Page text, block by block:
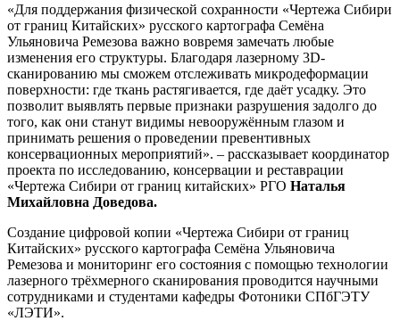
«Для поддержания физической сохранности «Чертежа Сибири
от границ Китайских» русского картографа Семёна
Ульяновича Ремезова важно вовремя замечать любые
изменения его структуры. Благодаря лазерному 3D-
сканированию мы сможем отслеживать микродеформации
поверхности: где ткань растягивается, где даёт усадку. Это
позволит выявлять первые признаки разрушения задолго до
того, как они станут видимы невооружённым глазом и
принимать решения о проведении превентивных
консервационных мероприятий». – рассказывает координатор
проекта по исследованию, консервации и реставрации
«Чертежа Сибири от границ китайских» РГО Наталья
Михайловна Доведова.
Создание цифровой копии «Чертежа Сибири от границ
Китайских» русского картографа Семёна Ульяновича
Ремезова и мониторинг его состояния с помощью технологии
лазерного трёхмерного сканирования проводится научными
сотрудниками и студентами кафедры Фотоники СПбГЭТУ
«ЛЭТИ».